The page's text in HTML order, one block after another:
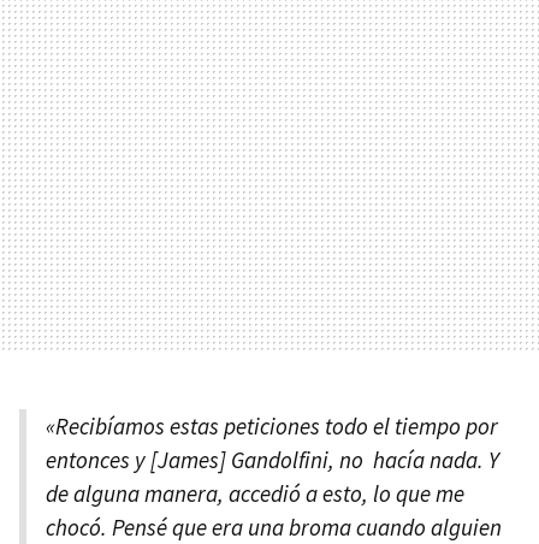
«Recibíamos estas peticiones todo el tiempo por
entonces y [James] Gandolfini, no hacía nada. Y
de alguna manera, accedió a esto, lo que me
chocó. Pensé que era una broma cuando alguien